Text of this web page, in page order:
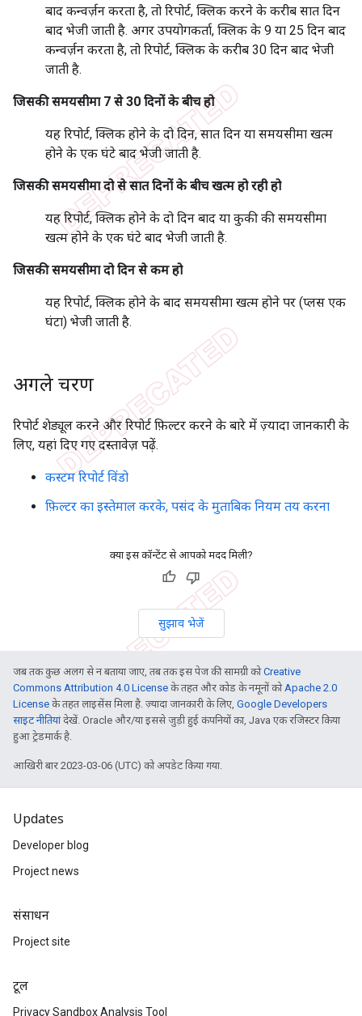
बाद कन्वर्ज़न करता है, तो रिपोर्ट, क्लिक करने के करीब सात दिन
बाद भेजी जाती है. अगर उपयोगकर्ता, क्लिक के 9 या 25 दिन बाद
कन्वर्ज़न करता है, तो रिपोर्ट, क्लिक के करीब 30 दिन बाद भेजी
जाती है.
जिसकी समयसीमा 7 से 30 दिनों के बीच हो
यह रिपोर्ट, क्लिक होने के दो दिन, सात दिन या समयसीमा खत्म
होने के एक घंटे बाद भेजी जाती है.
जिसकी समयसीमा दो से सात दिनों के बीच खत्म हो रही हो
यह रिपोर्ट, क्लिक होने के दो दिन बाद या कुकी की समयसीमा
खत्म होने के एक घंटे बाद भेजी जाती है.
जिसकी समयसीमा दो दिन से कम हो
यह रिपोर्ट, क्लिक होने के बाद समयसीमा खत्म होने पर (प्लस एक
घंटा) भेजी जाती है.
अगले चरण
रिपोर्ट शेड्यूल करने और रिपोर्ट फ़िल्टर करने के बारे में ज़्यादा जानकारी के
लिए, यहां दिए गए दस्तावेज़ पढ़ें.
कस्टम रिपोर्ट विंडो
फ़िल्टर का इस्तेमाल करके, पसंद के मुताबिक नियम तय करना
क्या इस कॉन्टेंट से आपको मदद मिली?
सुझाव भेजें
जब तक कुछ अलग से न बताया जाए, तब तक इस पेज की सामग्री कोCreative
Commons Attribution 4.0 License के तहत और कोड के नमूनों को Apache 2.0
License के तहत लाइसेंस मिला है. ज़्यादा जानकारी के लिए, Google Developers
साइट नीतियांदेखें. Oracle और/या इससे जुड़ी हुई कंपनियों का, Java एक रजिस्टर किया
हुआ ट्रेडमार्क है.
आखिरी बार 2023-03-06 (UTC) को अपडेट किया गया.
Updates
Developer blog
Project news
संसाधन
Project site
टूल
Privacy Sandbox Analysis Tool